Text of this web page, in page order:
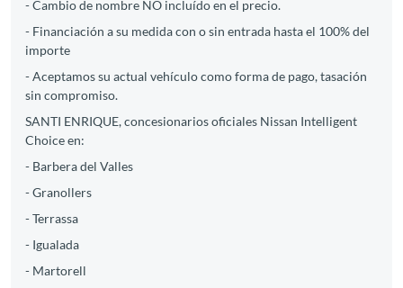
- Cambio de nombre NO incluído en el precio.
- Financiación a su medida con o sin entrada hasta el 100% del
importe
- Aceptamos su actual vehículo como forma de pago, tasación
sin compromiso.
SANTI ENRIQUE, concesionarios oficiales Nissan Intelligent
Choice en:
- Barbera del Valles
- Granollers
- Terrassa
- Igualada
- Martorell